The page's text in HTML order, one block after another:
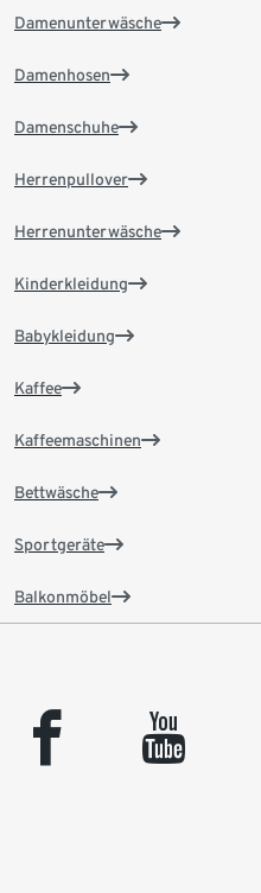
Damenunterwäsche
Damenhosen
Damenschuhe
Herrenpullover
Herrenunterwäsche
Kinderkleidung
Babykleidung
Kaffee
Kaffeemaschinen
Bettwäsche
Sportgeräte
Balkonmöbel
facebook youtube